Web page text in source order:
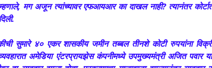
म्हणाले, मग अजून त्यांच्यावर एफआयआर का दाखल नाही? त्यानंतर
सुमारे ४० एकर शासकीय जमीन तब्बल तीनशे कोटी रुपयांना
अमेडिया एंटरप्रायझेस कंपनीमध्ये उपमुख्यमंत्री अजित पवार